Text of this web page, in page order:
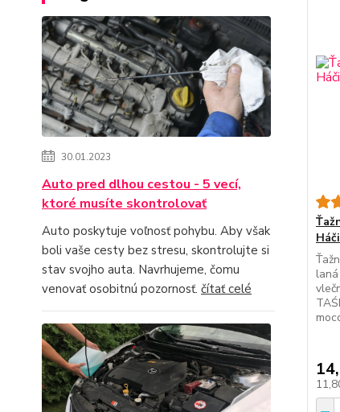
30.01.2023
Auto pred dlhou cestou - 5 vecí,
ktoré musíte skontrolovať
Auto poskytuje voľnosť pohybu. Aby však
boli vaše cesty bez stresu, skontrolujte si
stav svojho auta. Navrhujeme, čomu
venovať osobitnú pozornosť. čítať celé